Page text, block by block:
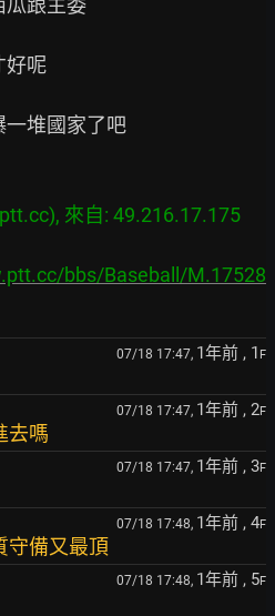
瓜跟主委
好呢
一堆國家了吧
來自: 49.216.17.175
bbs/Baseball/M.17528
07/18 17:47, 1年前 , 1 F
07/18 17:47, 1年前 , 2F
去嗎
07/18 17:47, 1年前 , 3F
07/18 17:48, 1年前 , 4F
守備又最頂
07/18 17:48, 1年前 , 5F